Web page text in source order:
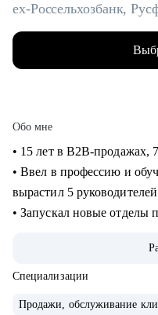
ex-Россельхозбанк,
Обо мне
• 15 лет в B2B-
• Ввел в профессию и обучил сотни специалистов,
вырастил 5
• Запускал новые отделы продаж с нуля, создавал сильные
и руководителей.
Специализации
Продажи, обслуживание